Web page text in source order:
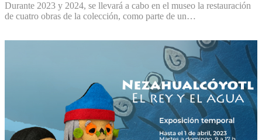
Durante 2023 y 2024, se llevará a cabo en el museo la restauración
de cuatro obras de la colección, como parte de un…